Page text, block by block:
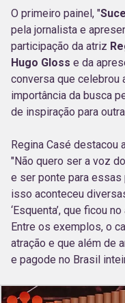
O primeiro painel, "
pela jornalista e
participação da atriz
Hugo Gloss e da
conversa que celebrou
importância da busca
de inspiração para
Regina Casé destacou
"Não quero ser a voz
e ser ponte para
isso aconteceu
‘Esquenta’, que ficou
Entre os exemplos, o
atração e que além de
e pagode no Brasil